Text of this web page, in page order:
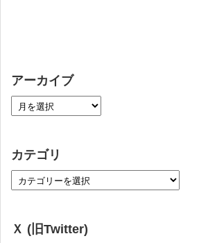
アーカイブ
カテゴリ
Ｘ (旧Twitter)